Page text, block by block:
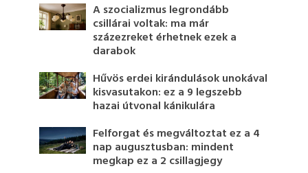
A szocializmus legrondább
csillárai voltak: ma már
százezreket érhetnek ezek a
darabok
Hűvös erdei kirándulások unokával
kisvasutakon: ez a 9 legszebb
hazai útvonal kánikulára
Felforgat és megváltoztat ez a 4
nap augusztusban: mindent
megkap ez a 2 csillagjegy